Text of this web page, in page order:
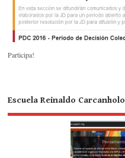
Participa!
Escuela Reinaldo Carcanholo